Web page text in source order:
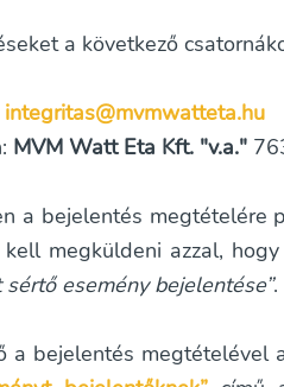
a következő
integritas@mvmwatteta.hu
MVM Watt Eta Kft. "v.a."
a bejelentés megtételére
kell megküldeni azzal,
esemény bejelentése”.
a bejelentés megtételével